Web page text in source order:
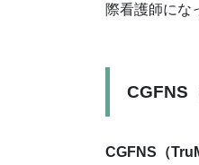
際看護師にな
CGFNS
CGFNS（